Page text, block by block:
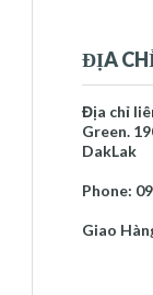
►
►
► 2025
Báo
ĐỊA
Địa chỉ
Green.
DakLak
Phone:
Giao